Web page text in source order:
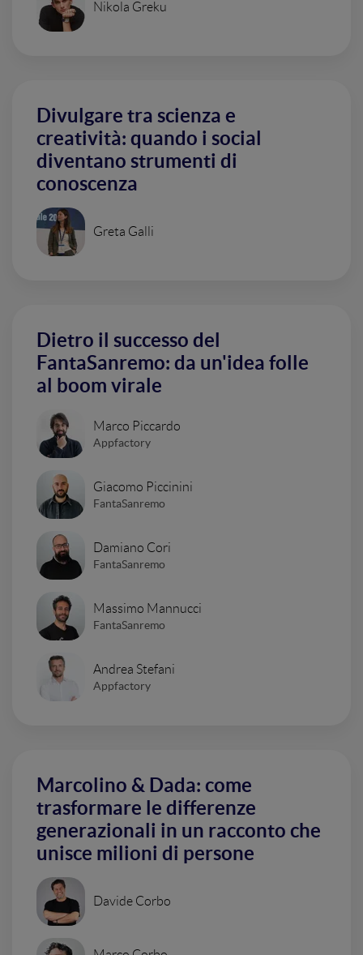
Nikola Greku
Divulgare tra scienza e
creatività: quando i social
diventano strumenti di
conoscenza
Greta Galli
Dietro il successo del
FantaSanremo: da un'idea folle
al boom virale
Marco Piccardo
Appfactory
Giacomo Piccinini
FantaSanremo
Damiano Cori
FantaSanremo
Massimo Mannucci
FantaSanremo
Andrea Stefani
Appfactory
Marcolino & Dada: come
trasformare le differenze
generazionali in un racconto che
unisce milioni di persone
Davide Corbo